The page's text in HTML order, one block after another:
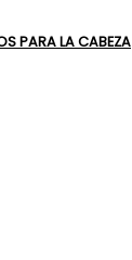
PARA LA CABEZA